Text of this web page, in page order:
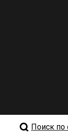
Поиск по